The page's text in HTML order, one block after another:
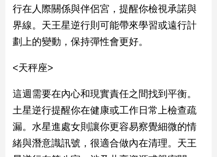
計
旅
遊/
美
星
座/
理
消
康/
親
行在人際關係與伴侶宮，提醒你檢視承諾與
界線。天王星逆行則可能帶來學習或遠行計
劃上的變動，保持彈性會更好。
<天秤座>
這週需要在內心和現實責任之間找到平衡。
土星逆行提醒你在健康或工作日常上檢查疏
漏。水星進處女則讓你更容易察覺細微的情
緒與潛意識訊號，很適合做內在清理。天王